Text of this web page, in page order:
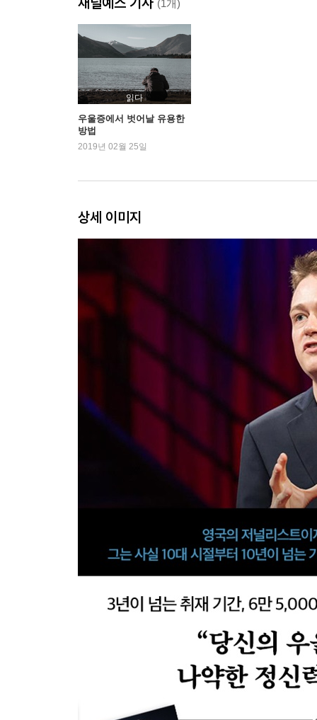
6. 나는 왜 이 일을 하는가? : 의미 있는 일로부터의
영혼을 갉아먹는 직장 / 중요한 건 지위가 아니라
7. 스스로를 독방에 가둔 이유 : 타인과의 단절
언제나 외로운 사람들 / 마음의 독방 / 그 속에서 길
8. 왜 살아야 하는지 모르겠다면 : 삶의 의미로부터
물질은 행복을 주는가? / 순수하게 좋아서 하는 일
9. 이유 없이 마음이 가라앉을 때 : 유년기의 외상
폭식의 진짜 이유 / “실패한 인생을 감추려는 겁니다
10. 버려지고 밀려나 비참하다면 : 지위와 존중으로
12. 미래가 전혀 안 보일 때 : 안정된 미래로부터의
과거와 미래는 어떻게 연결되는가? / 이해할 수 없
13. 나는 우울을 타고난 사람일까? : 유전자와 뇌의
당신을 살리려는 뇌의 노력 / 외견상 불행할 이유
Part3. 물어봐줘서 고마워요
14. ‘단절’이라는 진단명
15. “고향을 두 번 잃을 수는 없어요.”
함께 모인 베를린의 밤 / 언제나 닫혀 있던 창문 /
16. 미국보다 대만에서 사는 것이 더 행복하다?
고독하지 않은 행복 / 오늘은 당신이 여전히 살아
17. 어느 정신병동 간호사의 우울 치유기
인생을 인생답게 만들어주는 것들 / “뭐가 문제죠
18. 당신의 상사와 당신의 일을 선택하라
사직서 내던 날 / 주도권이 곧 존재감이다
19. 정신적 공해로부터 벗어나는 법
일생에 걸쳐 피우는 꽃 / 영적 경험으로 인생을 바
21. 물어봐줘서 고마워요
결론_ 마침내 집으로 돌아오다
(1개)
읽다
우울증에서 벗어날 유용한
방법
2019년 02월 25일
상세 이미지